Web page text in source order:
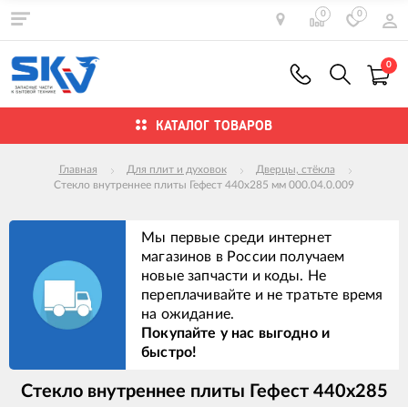
0 0
0
КАТАЛОГ ТОВАРОВ
Главная Для плит и духовок
Дверцы, стёкла
Стекло внутреннее плиты Гефест 440x285 мм 000.04.0.009
Мы первые среди интернет
магазинов в России получаем
новые запчасти и коды. Не
переплачивайте и не тратьте время
на ожидание.
Покупайте у нас выгодно и
быстро!
Стекло внутреннее плиты Гефест 440x285